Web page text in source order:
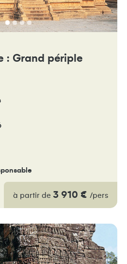
: Grand périple
à partir de 3 910 € /pers